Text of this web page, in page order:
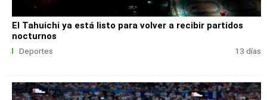
El Tahuichi ya está listo para volver a recibir partidos
nocturnos
Deportes 13 días